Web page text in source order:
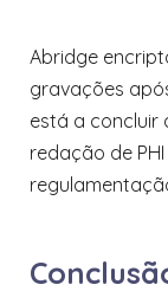
Abridge
gravações
está a concluir
redação de